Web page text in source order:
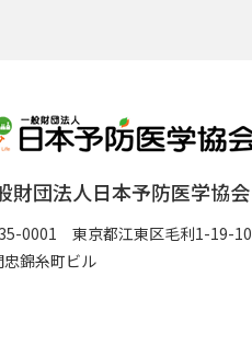
財団法人日本予防医学協会
0001 東京都江東区毛利1-19-10
忠錦糸町ビル